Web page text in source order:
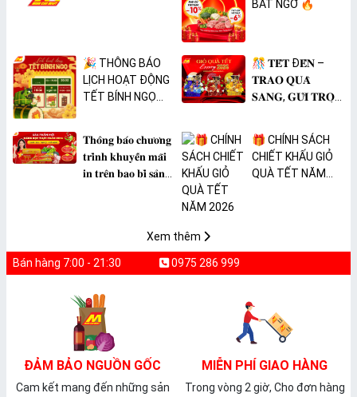
BẤT NGỜ 🔥
🎉 THÔNG BÁO
LỊCH HOẠT ĐỘNG
TẾT BÍNH NGỌ
🎊 𝐓𝐄̂́𝐓 Đ𝐄̂́𝐍 –
𝐓𝐑𝐀𝐎 𝐐𝐔𝐀̀
𝐒𝐀𝐍𝐆, 𝐆𝐔̛̉𝐈 𝐓𝐑𝐎̣𝐍
𝐓𝐡𝐨̂𝐧𝐠 𝐛𝐚́𝐨 𝐜𝐡𝐮̛𝐨̛𝐧𝐠
𝐭𝐫𝐢̀𝐧𝐡 𝐤𝐡𝐮𝐲𝐞̂́𝐧 𝐦𝐚̃𝐢
𝐢𝐧 𝐭𝐫𝐞̂𝐧 𝐛𝐚𝐨 𝐛𝐢̀ 𝐬𝐚̉𝐧
🎁 CHÍNH SÁCH
CHIẾT KHẤU GIỎ
QUÀ TẾT NĂM
Xem thêm
Bán hàng 7:00 - 21:30 0975 286 999
ĐẢM BẢO NGUỒN GỐC
Cam kết mang đến những sản
MIỄN PHÍ GIAO HÀNG
Trong vòng 2 giờ, Cho đơn hàng